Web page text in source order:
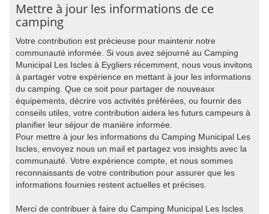
Mettre à jour les informations de ce
camping
Votre contribution est précieuse pour maintenir notre
communauté informée. Si vous avez séjourné au Camping
Municipal Les Iscles à Eygliers récemment, nous vous invitons
à partager votre expérience en mettant à jour les informations
du camping. Que ce soit pour partager de nouveaux
équipements, décrire vos activités préférées, ou fournir des
conseils utiles, votre contribution aidera les futurs campeurs à
planifier leur séjour de manière informée.
Pour mettre à jour les informations du Camping Municipal Les
Iscles, envoyez nous un mail et partagez vos insights avec la
communauté. Votre expérience compte, et nous sommes
reconnaissants de votre contribution pour assurer que les
informations fournies restent actuelles et précises.
Merci de contribuer à faire du Camping Municipal Les Iscles